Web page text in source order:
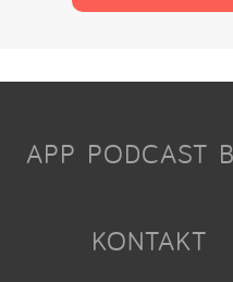
APP PODCAST
KONTAKT